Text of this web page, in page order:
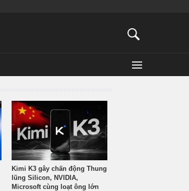
Kimi K3 gây chấn động Thung
lũng Silicon, NVIDIA,
Microsoft cùng loạt ông lớn